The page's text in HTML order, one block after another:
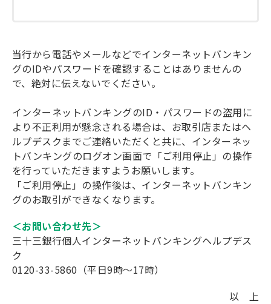
当行から電話やメールなどでインターネットバンキン
グのIDやパスワードを確認することはありませんの
で、絶対に伝えないでください。
インターネットバンキングのID・パスワードの盗用に
より不正利用が懸念される場合は、お取引店またはヘ
ルプデスクまでご連絡いただくと共に、インターネッ
トバンキングのログオン画面で「ご利用停止」の操作
を行っていただきますようお願いします。
「ご利用停止」の操作後は、インターネットバンキン
グのお取引ができなくなります。
＜お問い合わせ先＞
三十三銀行個人インターネットバンキングヘルプデス
ク
0120-33-5860（平日9時～17時）
以 上